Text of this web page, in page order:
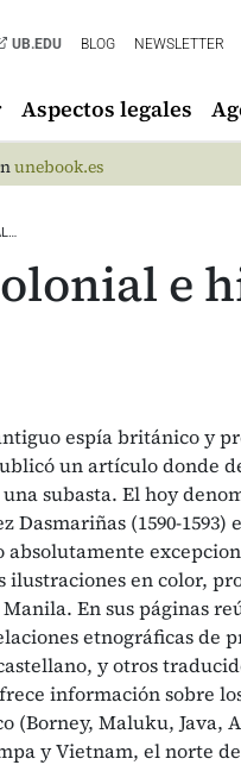
UB.EDU BLOG NEWSLETTER
Aspectos legales
unebook.es
e
espía británico y
un artículo donde
subasta. El hoy
Dasmariñas (1590-1593)
ilustraciones en color,
En sus páginas
etnográficas de
y otros
información sobre
(Borney, Maluku, Java,
y Vietnam, el norte